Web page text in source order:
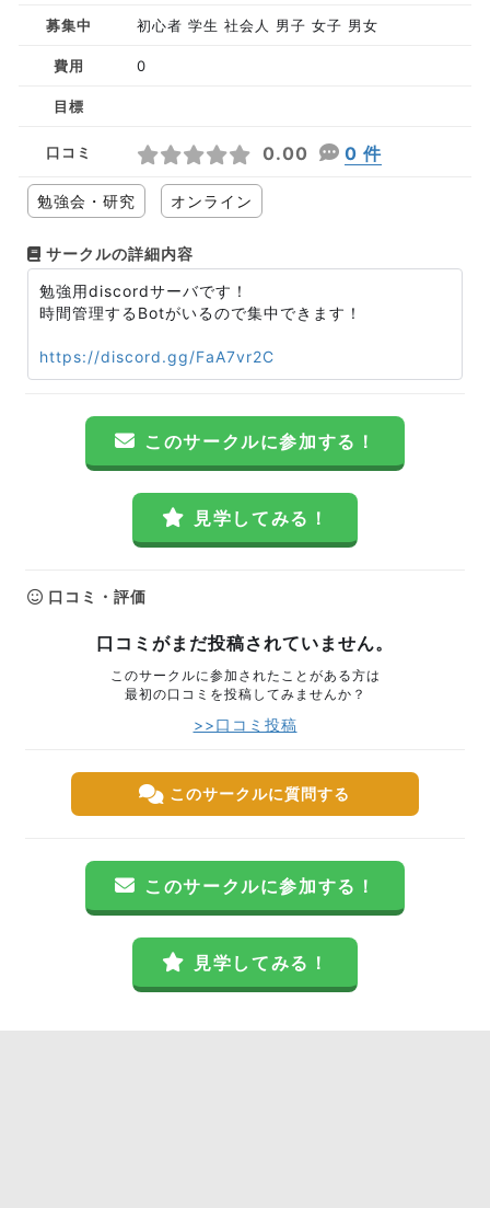
募集中 初心者 学生 社会人 男子 女子 男女
費用 0
目標
口コミ 0.00 0 件
勉強会・研究 オンライン
サークルの詳細内容
勉強用discordサーバです！
時間管理するBotがいるので集中できます！
https://discord.gg/FaA7vr2C
このサークルに参加する！
見学してみる！
口コミ・評価
口コミがまだ投稿されていません。
このサークルに参加されたことがある方は
最初の口コミを投稿してみませんか？
>>口コミ投稿
このサークルに質問する
このサークルに参加する！
見学してみる！